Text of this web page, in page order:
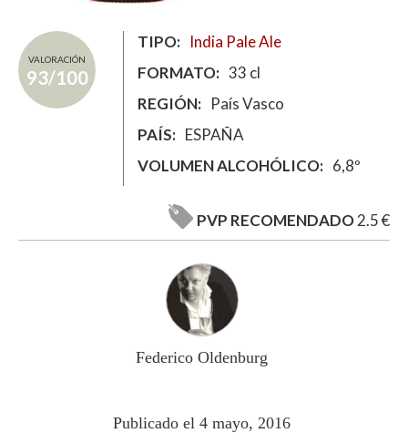
VALORACIÓN
93/100
TIPO
India Pale Ale
FORMATO
33 cl
REGIÓN
País Vasco
PAÍS
ESPAÑA
VOLUMEN ALCOHÓLICO
6,8º
PVP RECOMENDADO2.5 €
Federico Oldenburg
Publicado el 4 mayo, 2016